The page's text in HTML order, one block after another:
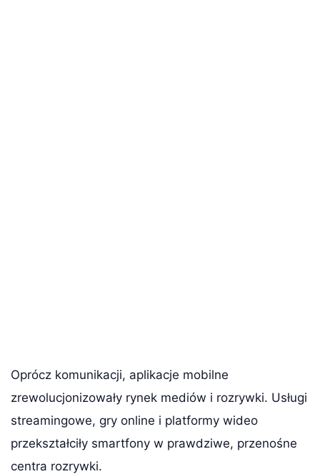
Oprócz komunikacji, aplikacje mobilne
zrewolucjonizowały rynek mediów i rozrywki. Usługi
streamingowe, gry online i platformy wideo
przekształciły smartfony w prawdziwe, przenośne
centra rozrywki.